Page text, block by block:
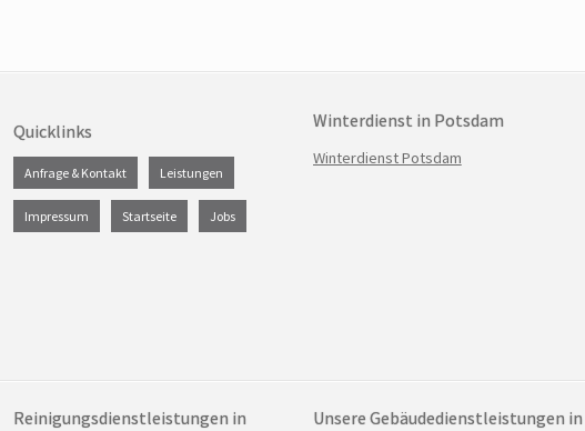
Quicklinks
Navigation
überspringen
Anfrage & Kontakt Leistungen
Impressum Startseite Jobs
Winterdienst in Potsdam
Navigation
Winterdienst Potsdam
Reinigungsdienstleistungen in
Unsere Gebäudedienstleistungen in